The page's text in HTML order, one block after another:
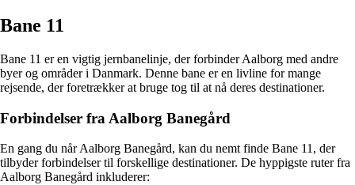
Bane 11
Bane 11 er en vigtig jernbanelinje, der forbinder Aalborg med andre
byer og områder i Danmark. Denne bane er en livline for mange
rejsende, der foretrækker at bruge tog til at nå deres destinationer.
Forbindelser fra Aalborg Banegård
En gang du når Aalborg Banegård, kan du nemt finde Bane 11, der
tilbyder forbindelser til forskellige destinationer. De hyppigste ruter fra
Aalborg Banegård inkluderer: